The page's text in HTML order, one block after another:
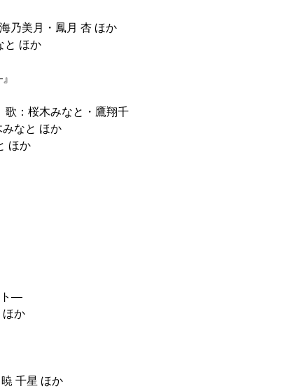
乃美月・鳳月 杏 ほか
ほか
：桜木みなと・鷹翔千
なと ほか
ほか
ト―
ほか
千星 ほか